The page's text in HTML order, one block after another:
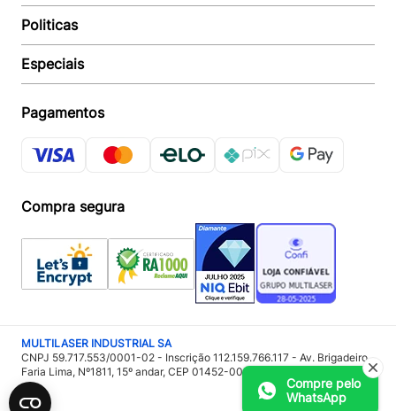
Compre pelo
WhatsApp
Suporte e reparo
Acompanhar Entrega
Baixe o APP
Quem somos
Revendedor
Seja um Revendedor
Trabalhe conosco
Responsabilidade Ambiental:
Imprensa
Politicas
Política de Entrega
Política de Pagamento
Política de Privacidade
Política Troca e Devolução
Regulamento de Cashback
Especiais
Multicoin
Pagamentos
Compra segura
MULTILASER INDUSTRIAL SA
CNPJ 59.717.553/0001-02 - Inscrição 112.159.766.117 - Av. Brigadeiro
Faria Lima, Nº1811, 15º andar, CEP 01452-001 - São Paulo – SP